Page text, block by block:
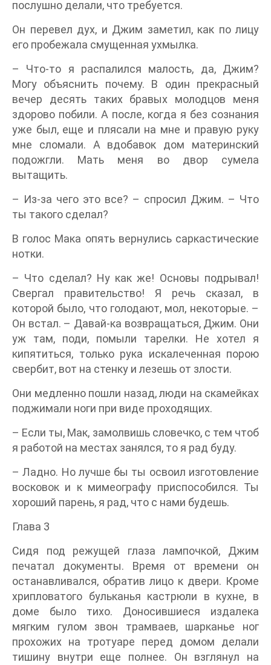
послушно делали, что требуется.
Он перевел дух, и Джим заметил, как по лицу
его пробежала смущенная ухмылка.
– Что-то я распалился малость, да, Джим?
Могу объяснить почему. В один прекрасный
вечер десять таких бравых молодцов меня
здорово побили. А после, когда я без сознания
уже был, еще и плясали на мне и правую руку
мне сломали. А вдобавок дом материнский
подожгли. Мать меня во двор сумела
вытащить.
– Из-за чего это все? – спросил Джим. – Что
ты такого сделал?
В голос Мака опять вернулись саркастические
нотки.
– Что сделал? Ну как же! Основы подрывал!
Свергал правительство! Я речь сказал, в
которой было, что голодают, мол, некоторые. –
Он встал. – Давай-ка возвращаться, Джим. Они
уж там, поди, помыли тарелки. Не хотел я
кипятиться, только рука искалеченная порою
свербит, вот на стенку и лезешь от злости.
Они медленно пошли назад, люди на скамейках
поджимали ноги при виде проходящих.
– Если ты, Мак, замолвишь словечко, с тем чтоб
я работой на местах занялся, то я рад буду.
– Ладно. Но лучше бы ты освоил изготовление
восковок и к мимеографу приспособился. Ты
хороший парень, я рад, что с нами будешь.
Глава 3
Сидя под режущей глаза лампочкой, Джим
печатал документы. Время от времени он
останавливался, обратив лицо к двери. Кроме
хрипловатого бульканья кастрюли в кухне, в
доме было тихо. Доносившиеся издалека
мягким гулом звон трамваев, шарканье ног
прохожих на тротуаре перед домом делали
тишину внутри еще полнее. Он взглянул на